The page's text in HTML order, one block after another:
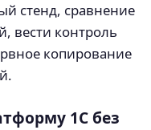
стенд, сравнение
вести контроль
копирование
1С без